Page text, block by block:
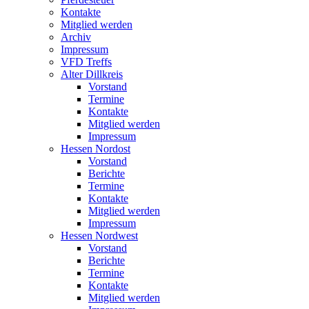
Kontakte
Mitglied werden
Archiv
Impressum
VFD Treffs
Alter Dillkreis
Vorstand
Termine
Kontakte
Mitglied werden
Impressum
Hessen Nordost
Vorstand
Berichte
Termine
Kontakte
Mitglied werden
Impressum
Hessen Nordwest
Vorstand
Berichte
Termine
Kontakte
Mitglied werden